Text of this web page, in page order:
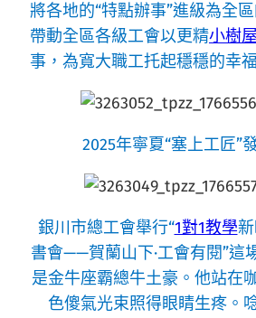
將各地的“特點辦事”進級為全區
帶動全區各級工會以更精小樹屋
事，為寬大職工托起穩穩的幸
2025年寧夏“塞上工匠”
銀川市總工會舉行“1對1教學
書會——賀蘭山下·工會有閱”這
是金牛座霸總牛土豪。他站在
色傻氣光束照得眼睛生疼。